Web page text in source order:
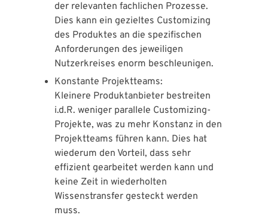
der relevanten fachlichen Prozesse.
Dies kann ein gezieltes Customizing
des Produktes an die spezifischen
Anforderungen des jeweiligen
Nutzerkreises enorm beschleunigen.
Konstante Projektteams:
Kleinere Produktanbieter bestreiten
i.d.R. weniger parallele Customizing-
Projekte, was zu mehr Konstanz in den
Projektteams führen kann. Dies hat
wiederum den Vorteil, dass sehr
effizient gearbeitet werden kann und
keine Zeit in wiederholten
Wissenstransfer gesteckt werden
muss.